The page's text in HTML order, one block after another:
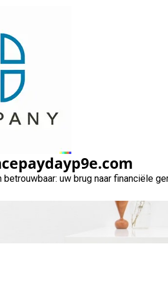
betrouwbaar: uw brug naar financiële
lening